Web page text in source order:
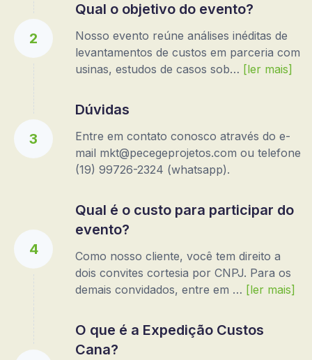
2
Qual o objetivo do evento?
Nosso evento reúne análises inéditas de
levantamentos de custos em parceria com
usinas, estudos de casos sob… [ler mais]
3
Dúvidas
Entre em contato conosco através do e-
mail mkt@pecegeprojetos.com ou telefone
(19) 99726-2324 (whatsapp).
4
Qual é o custo para participar do
evento?
Como nosso cliente, você tem direito a
dois convites cortesia por CNPJ. Para os
demais convidados, entre em … [ler mais]
O que é a Expedição Custos
Cana?